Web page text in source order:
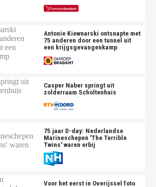
Antonie Kiewnarski ontsnapte met
75 anderen door een tunnel uit
een krijgsgevangenkamp
Casper Naber springt uit
zolderraam Scholtenhuis
75 jaar D-day: Nederlandse
Marineschepen 'The Terrible
Twins' waren erbij
Voor het eerst in Overijssel foto